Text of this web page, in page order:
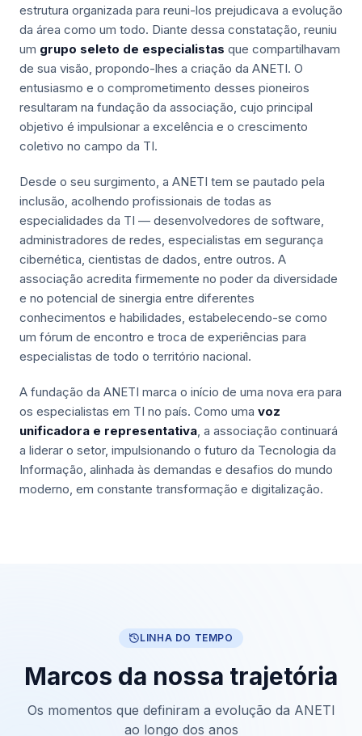
estrutura organizada para reuni-los prejudicava a evolução
da área como um todo. Diante dessa constatação, reuniu
um grupo seleto de especialistas que compartilhavam
de sua visão, propondo-lhes a criação da ANETI. O
entusiasmo e o comprometimento desses pioneiros
resultaram na fundação da associação, cujo principal
objetivo é impulsionar a excelência e o crescimento
coletivo no campo da TI.
Desde o seu surgimento, a ANETI tem se pautado pela
inclusão, acolhendo profissionais de todas as
especialidades da TI — desenvolvedores de software,
administradores de redes, especialistas em segurança
cibernética, cientistas de dados, entre outros. A
associação acredita firmemente no poder da diversidade
e no potencial de sinergia entre diferentes
conhecimentos e habilidades, estabelecendo-se como
um fórum de encontro e troca de experiências para
especialistas de todo o território nacional.
A fundação da ANETI marca o início de uma nova era para
os especialistas em TI no país. Como uma voz
unificadora e representativa, a associação continuará
a liderar o setor, impulsionando o futuro da Tecnologia da
Informação, alinhada às demandas e desafios do mundo
moderno, em constante transformação e digitalização.
LINHA DO TEMPO
Marcos da nossa trajetória
Os momentos que definiram a evolução da ANETI
ao longo dos anos